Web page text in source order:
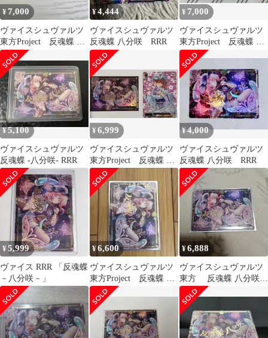
¥7,000
ヴァイスシュヴァルツ
東方Project 反魂蝶 八
分咲 RRR 幽々子
¥4,444
ヴァイスシュヴァルツ
反魂蝶 八分咲 RRR
¥ 7,000
ヴァイスシュヴァルツ
東方Project 反魂蝶 八
分咲 RRR
¥5,100
ヴァイスシュヴァルツ
反魂蝶 -八分咲- RRR
¥6,999
ヴァイスシュヴァルツ
東方Project 反魂蝶 八
分咲 RRR 幽々子
¥4,000
ヴァイスシュヴァルツ
反魂蝶 八分咲 RRR
¥5,999
ヴァイス RRR 「反魂蝶
－八分咲－」
¥6,600
ヴァイスシュヴァルツ
東方Project 反魂蝶 八
分咲 RRR 幽々子
¥6,888
ヴァイスシュヴァルツ
東方 反魂蝶 八分咲
RRR